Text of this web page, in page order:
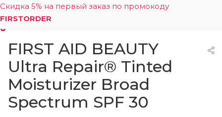
Скидка 5% на первый заказ по промокоду
FIRSTORDER
0
FIRST AID BEAUTY
Ultra Repair® Tinted
Moisturizer Broad
Spectrum SPF 30